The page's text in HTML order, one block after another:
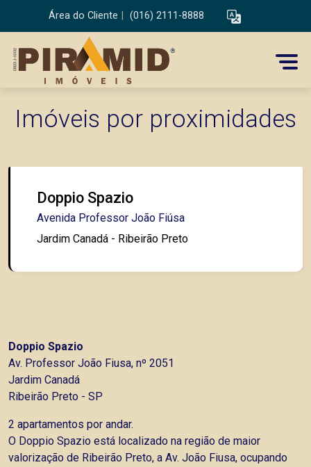
Área do Cliente (016) 2111-8888
Imóveis por proximidades
Doppio Spazio
Avenida Professor João Fiúsa
Jardim Canadá - Ribeirão Preto
Doppio Spazio
Av. Professor João Fiusa, nº 2051
Jardim Canadá
Ribeirão Preto - SP
2 apartamentos por andar.
O Doppio Spazio está localizado na região de maior
valorização de Ribeirão Preto, a Av. João Fiusa, ocupando